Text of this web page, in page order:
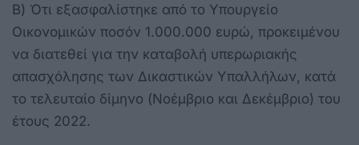
Β) Ότι εξασφαλίστηκε από το Υπουργείο
Οικονομικών ποσόν 1.000.000 ευρώ, προκειμένου
να διατεθεί για την καταβολή υπερωριακής
απασχόλησης των Δικαστικών Υπαλλήλων, κατά
το τελευταίο δίμηνο (Νοέμβριο και Δεκέμβριο) του
έτους 2022.